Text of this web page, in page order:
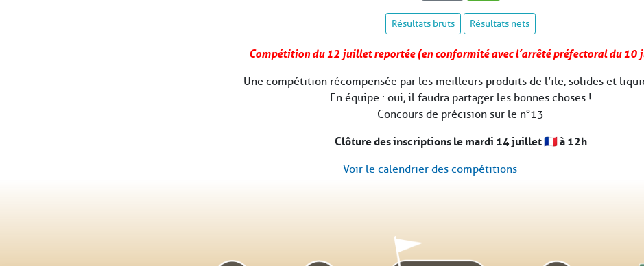
Résultats bruts Résultats nets
Compétition du 12 juillet reportée (en conformité avec l’arrêté préfectoral du 10
Une compétition récompensée par les meilleurs produits de l’ile, solides et
En équipe : oui, il faudra partager les bonnes choses !
Concours de précision sur le n°13
Clôture des inscriptions le mardi 14 juillet 🇫🇷 à 12h
Voir le calendrier des compétitions